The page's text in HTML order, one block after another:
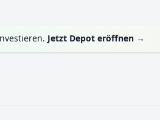
Jetzt Depot eröffnen →